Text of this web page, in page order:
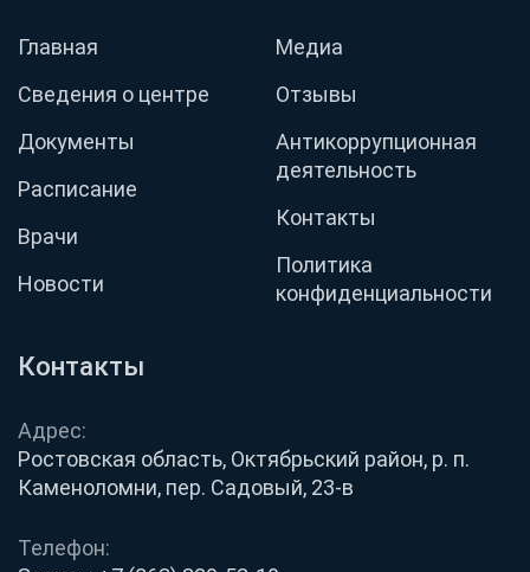
Контакты
Адрес:
Ростовская область, Октябрьский район, р. п.
Каменоломни, пер. Садовый, 23-в
Телефон:
Главная
Сведения о центре
Документы
Расписание
Врачи
Новости
Медиа
Отзывы
Антикоррупционная
деятельность
Контакты
Политика
конфиденциальности